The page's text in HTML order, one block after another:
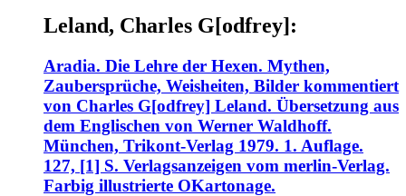
Leland, Charles G[odfrey]:
Aradia. Die Lehre der Hexen. Mythen,
Zaubersprüche, Weisheiten, Bilder kommentiert
von Charles G[odfrey] Leland. Übersetzung aus
dem Englischen von Werner Waldhoff.
München, Trikont-Verlag 1979. 1. Auflage.
127, [1] S. Verlagsanzeigen vom merlin-Verlag.
Farbig illustrierte OKartonage.